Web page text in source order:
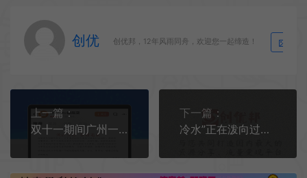
创优 创优邦，12年风雨同舟，欢迎您一起缔造！
上一篇：
双十一期间广州一母婴店因设置0元购导致关店
下一篇：
冷水”正在泼向过热的短剧行业